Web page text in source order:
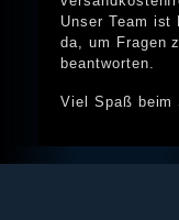
Unser Team ist
da, um Fragen
beantworten.
Viel Spaß beim